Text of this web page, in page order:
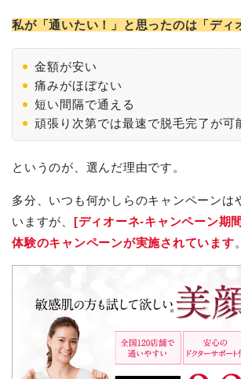
私が「通いたい！」と思ったのは「ディ
金額が安い
痛みがほぼない
短い間隔で通える
頑張り次第では最速で脱毛完了が可
というのが、選んだ理由です。
多分、いつも何かしらのキャンペーンは
いますが、 [ディオーネ-キャンペーン期
体験のキャンペーンが実施されています。